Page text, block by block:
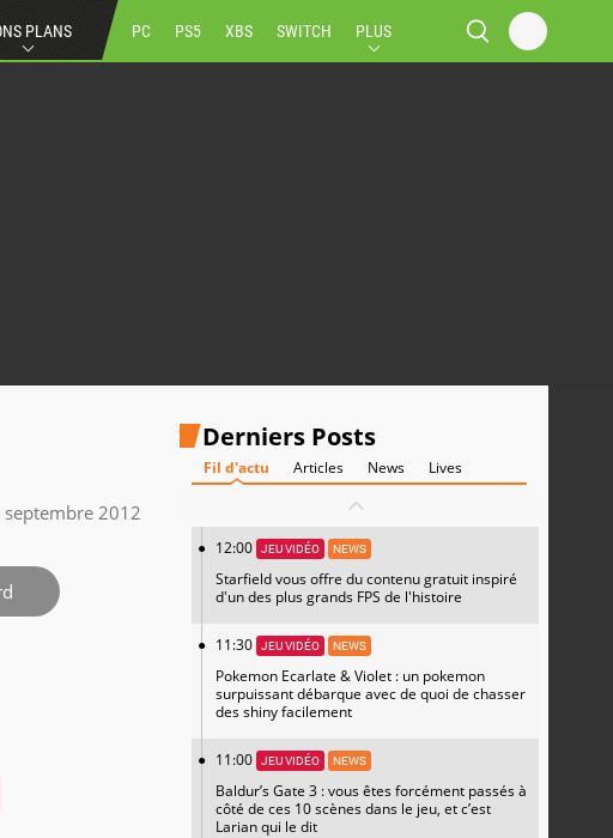
PLANS PC PS5 XBS SWITCH PLUS
septembre 2012
Derniers Posts
Fil d'actu Articles News Lives
12:00 JEU VIDÉO NEWS
Starfield vous offre du contenu gratuit inspiré
d'un des plus grands FPS de l'histoire
11:30 JEU VIDÉO NEWS
Pokemon Ecarlate & Violet : un pokemon
surpuissant débarque avec de quoi de chasser
des shiny facilement
11:00 JEU VIDÉO NEWS
Baldur’s Gate 3 : vous êtes forcément passés à
côté de ces 10 scènes dans le jeu, et c’est
Larian qui le dit